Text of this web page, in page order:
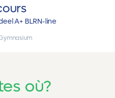
A+ BLRN-line
où?